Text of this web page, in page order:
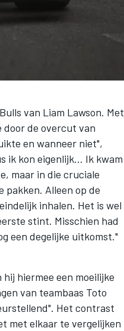
van Liam Lawson. Met
de overcut van
en wanneer niet",
ik kon eigenlijk... Ik kwam
maar in die cruciale
Alleen op de
inhalen. Het is wel
stint. Misschien had
een degelijke uitkomst."
hiermee een moeilijke
van teambaas Toto
Het contrast
met elkaar te vergelijken